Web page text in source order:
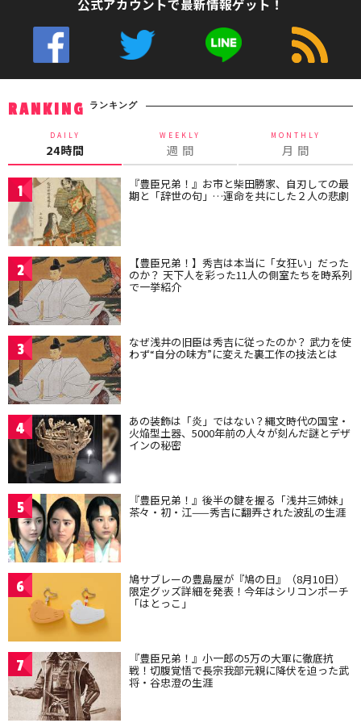
公式アカウントで最新情報ゲット！
RANKING ランキング
DAILY
24時間
WEEKLY
週 間
MONTHLY
月 間
1 『豊臣兄弟！』お市と柴田勝家、自刃しての最
期と「辞世の句」…運命を共にした２人の悲劇
2 【豊臣兄弟！】秀吉は本当に「女狂い」だった
のか？ 天下人を彩った11人の側室たちを時系列
で一挙紹介
3 なぜ浅井の旧臣は秀吉に従ったのか？ 武力を使
わず“自分の味方”に変えた裏工作の技法とは
4 あの装飾は「炎」ではない？縄文時代の国宝・
火焔型土器、5000年前の人々が刻んだ謎とデザ
インの秘密
5 『豊臣兄弟！』後半の鍵を握る「浅井三姉妹」
茶々・初・江——秀吉に翻弄された波乱の生涯
6 鳩サブレーの豊島屋が『鳩の日』（8月10日）
限定グッズ詳細を発表！今年はシリコンポーチ
「はとっこ」
7 『豊臣兄弟！』小一郎の5万の大軍に徹底抗
戦！切腹覚悟で長宗我部元親に降伏を迫った武
将・谷忠澄の生涯